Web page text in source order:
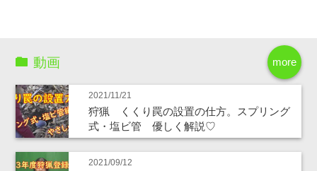
more
動画
2021/11/21
狩猟 くくり罠の設置の仕方。スプリング
式・塩ビ管 優しく解説♡
2021/09/12